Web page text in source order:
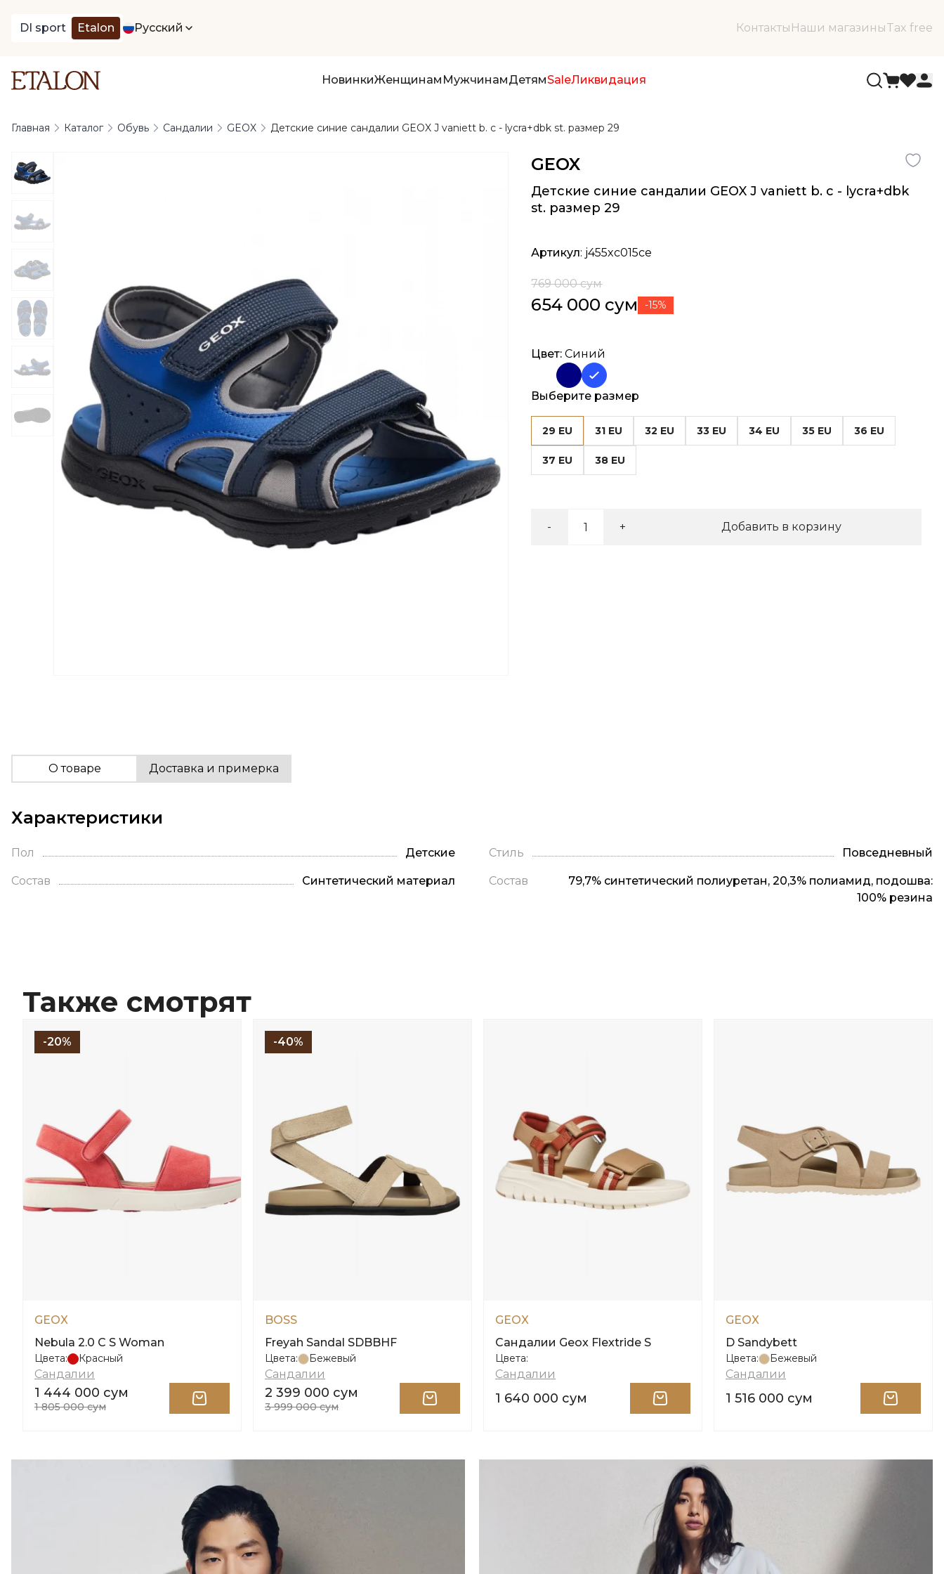
DI sport Etalon Русский Контакты Наши магазиныTax free
НовинкиЖенщинам МужчинамДетямSaleЛиквидация
Главная Каталог Обувь Сандалии GEOX Детские синие сандалии GEOX J vaniett b. c - lycra+dbk st. размер 29
GEOX
Детские синие сандалии GEOX J vaniett b. c - lycra+dbk
st. размер 29
Артикул: j455xc015ce
769 000 сум
654 000 сум -15%
Цвет:Синий
Выберите размер
29 EU 31 EU 32 EU 33 EU 34 EU 35 EU 36 EU
37 EU 38 EU
- + Добавить в корзину
О товаре Доставка и примерка
Характеристики
Пол Детские Стиль Повседневный
Состав Синтетический материал Состав
79,7% синтетический полиуретан, 20,3% полиамид, подошва:
100% резина
Также смотрят
-20%
GEOX
Nebula 2.0 C S Woman
Цвета: Красный
Сандалии
1 444 000 сум
1 805 000 сум
-40%
BOSS
Freyah Sandal SDBBHF
Цвета: Бежевый
Сандалии
2 399 000 сум
3 999 000 сум
GEOX
Сандалии Geox Flextride S
Цвета:
Сандалии
1 640 000 сум
GEOX
D Sandybett
Цвета: Бежевый
Сандалии
1 516 000 сум